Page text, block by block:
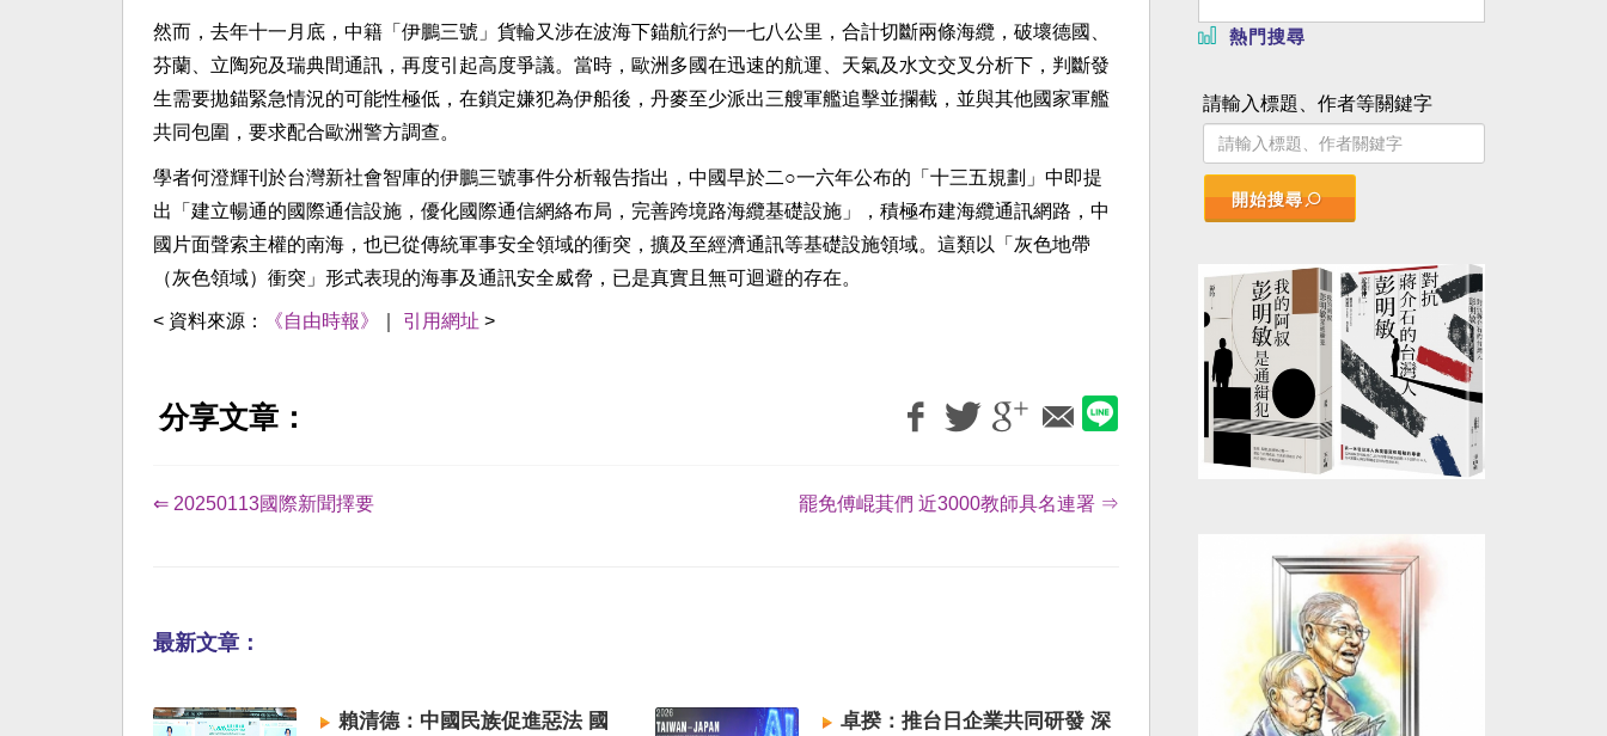
然而，去年十一月底，中籍「伊鵬三號」貨輪又涉在波海下錨航行約一七八公里，合計切斷兩條海纜，破壞德國、
芬蘭、立陶宛及瑞典間通訊，再度引起高度爭議。當時，歐洲多國在迅速的航運、天氣及水文交叉分析下，判斷發
生需要拋錨緊急情況的可能性極低，在鎖定嫌犯為伊船後，丹麥至少派出三艘軍艦追擊並攔截，並與其他國家軍艦
共同包圍，要求配合歐洲警方調查。
學者何澄輝刊於台灣新社會智庫的伊鵬三號事件分析報告指出，中國早於二○一六年公布的「十三五規劃」中即提
出「建立暢通的國際通信設施，優化國際通信網絡布局，完善跨境路海纜基礎設施」，積極布建海纜通訊網路，中
國片面聲索主權的南海，也已從傳統軍事安全領域的衝突，擴及至經濟通訊等基礎設施領域。這類以「灰色地帶
（灰色領域）衝突」形式表現的海事及通訊安全威脅，已是真實且無可迴避的存在。
< 資料來源： 《自由時報》 引用網址 >
分享文章：
⇐ 20250113國際新聞擇要 罷免傅崐萁們 近3000教師具名連署 ⇒
最新文章：
賴清德：中國民族促進惡法 國
卓揆：推台日企業共同研發 深
熱門搜尋
請輸入標題、作者等關鍵字
開始搜尋